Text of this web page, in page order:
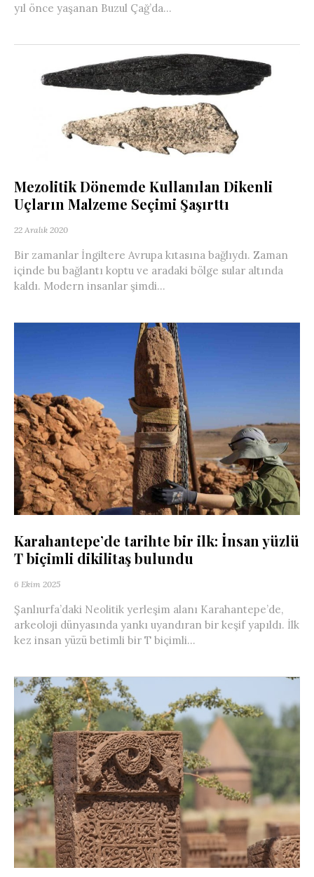
yıl önce yaşanan Buzul Çağ’da...
Mezolitik Dönemde Kullanılan Dikenli
Uçların Malzeme Seçimi Şaşırttı
22 Aralık 2020
Bir zamanlar İngiltere Avrupa kıtasına bağlıydı. Zaman
içinde bu bağlantı koptu ve aradaki bölge sular altında
kaldı. Modern insanlar şimdi...
Karahantepe’de tarihte bir ilk: İnsan yüzlü
T biçimli dikilitaş bulundu
6 Ekim 2025
Şanlıurfa’daki Neolitik yerleşim alanı Karahantepe’de,
arkeoloji dünyasında yankı uyandıran bir keşif yapıldı. İlk
kez insan yüzü betimli bir T biçimli...